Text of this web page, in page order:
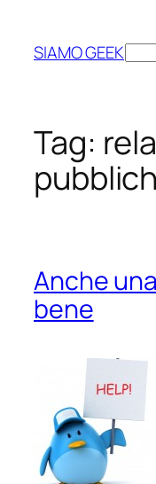
contenuto
SIAMO GEEKCerca
Tag:
Anche
bene